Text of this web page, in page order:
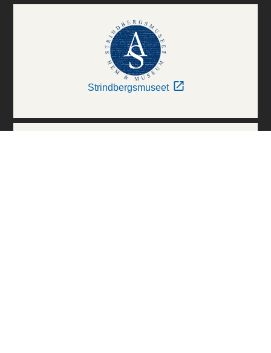
Strindbergsmuseet